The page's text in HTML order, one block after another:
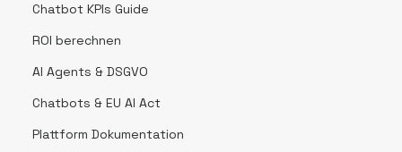
Chatbot KPIs Guide
ROI berechnen
AI Agents & DSGVO
Chatbots & EU AI Act
Plattform Dokumentation